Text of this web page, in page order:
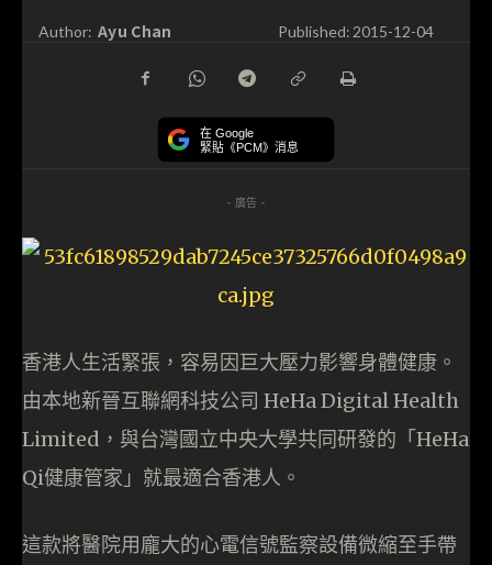
Author: Ayu Chan Published:2015-12-04
在 Google
緊貼《PCM》消息
- 廣告 -
香港人生活緊張，容易因巨大壓力影響身體健康。
由本地新晉互聯網科技公司 HeHa Digital Health
Limited，與台灣國立中央大學共同研發的「HeHa
Qi健康管家」就最適合香港人。
這款將醫院用龐大的心電信號監察設備微縮至手帶